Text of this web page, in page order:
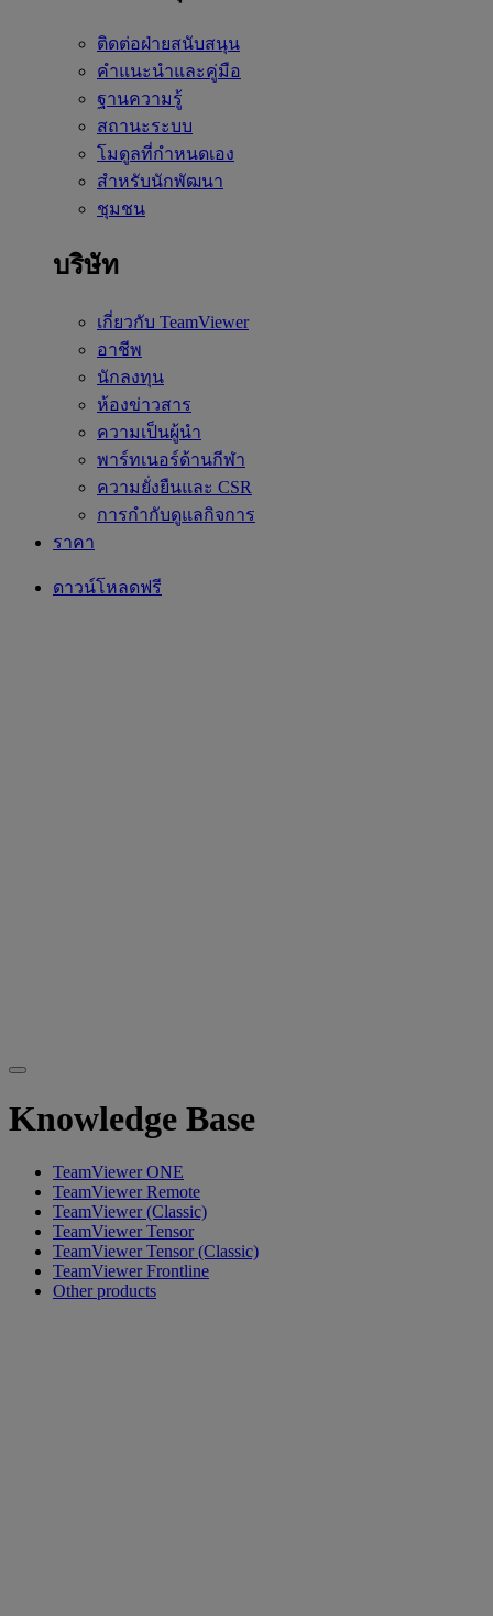
ติดต่อฝ่ายสนับสนุน
คำแนะนำและคู่มือ
ฐานความรู้
สถานะระบบ
โมดูลที่กำหนดเอง
สำหรับนักพัฒนา
ชุมชน
บริษัท
เกี่ยวกับ TeamViewer
อาชีพ
นักลงทุน
ห้องข่าวสาร
ความเป็นผู้นำ
พาร์ทเนอร์ด้านกีฬา
ความยั่งยืนและ CSR
การกำกับดูแลกิจการ
ราคา
ดาวน์โหลดฟรี
Knowledge Base
TeamViewer ONE
TeamViewer Remote
TeamViewer (Classic)
TeamViewer Tensor
TeamViewer Tensor (Classic)
TeamViewer Frontline
Other products